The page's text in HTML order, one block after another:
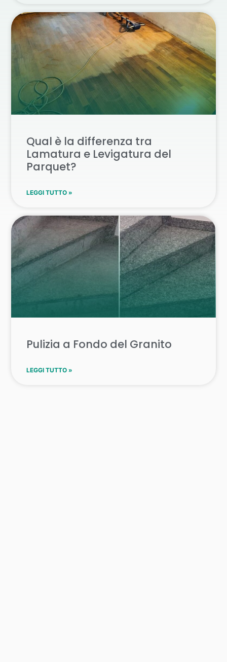
Qual è la differenza tra
Lamatura e Levigatura del
Parquet?
LEGGI TUTTO »
Pulizia a Fondo del Granito
LEGGI TUTTO »